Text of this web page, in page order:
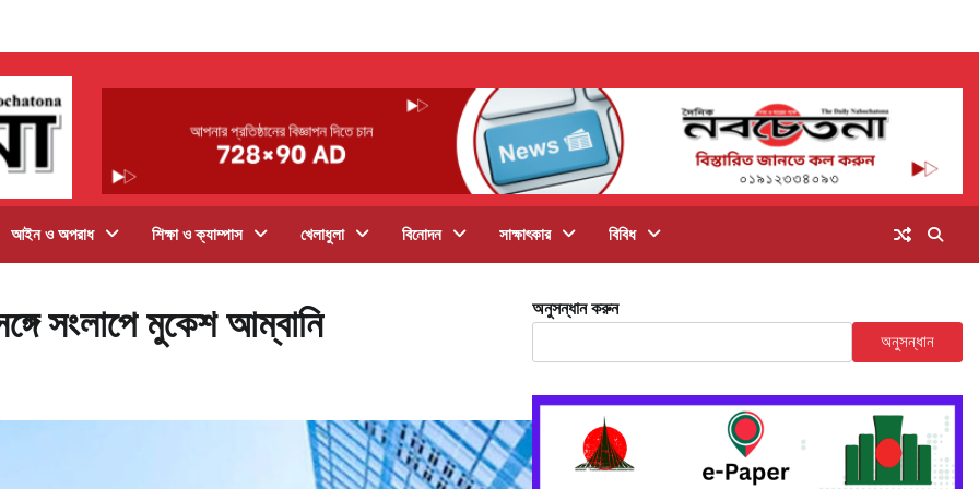
আইন ও অপরাধ শিক্ষা ও ক্যাম্পাস খেলাধুলা বিনোদন সাক্ষাৎকার বিবিধ
সংলাপে মুকেশ আম্বানি অনুসন্ধান করুন
অনুসন্ধান